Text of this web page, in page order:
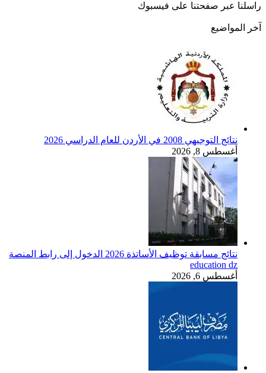
راسلنا عبر صفحتنا على فيسبوك
آخر المواضيع
نتائج التوجيهي 2008 في الأردن للعام الدراسي 2026
أغسطس 8, 2026
نتائج مسابقة توظيف الأساتذة 2026 الدخول إلى رابط المنصة
education dz
أغسطس 6, 2026